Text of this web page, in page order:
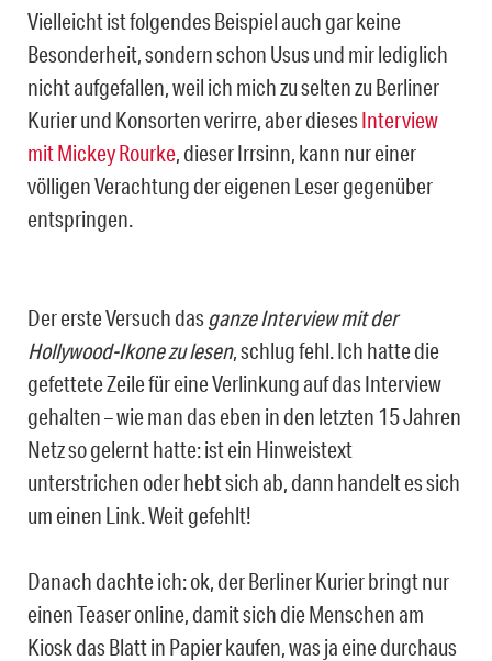
Vielleicht ist folgendes Beispiel auch gar keine
Besonderheit, sondern schon Usus und mir lediglich
nicht aufgefallen, weil ich mich zu selten zu Berliner
Kurier und Konsorten verirre, aber diesesInterview
mit Mickey Rourke, dieser Irrsinn, kann nur einer
völligen Verachtung der eigenen Leser gegenüber
entspringen.
Der erste Versuch das ganze Interview mit der
Hollywood-Ikone zu lesen, schlug fehl. Ich hatte die
gefettete Zeile für eine Verlinkung auf das Interview
gehalten – wie man das eben in den letzten 15 Jahren
Netz so gelernt hatte: ist ein Hinweistext
unterstrichen oder hebt sich ab, dann handelt es sich
um einen Link. Weit gefehlt!
Danach dachte ich: ok, der Berliner Kurier bringt nur
einen Teaser online, damit sich die Menschen am
Kiosk das Blatt in Papier kaufen, was ja eine durchaus